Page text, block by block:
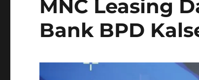
MNC Leasing
Bank BPD